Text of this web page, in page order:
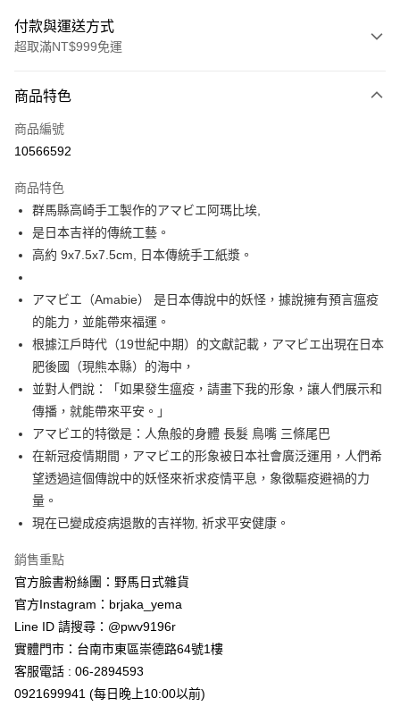
付款與運送方式
超取滿NT$999免運
信用卡一次付款
信用卡分期付款
合作金庫商業銀行
華南商業銀行
彰化商業銀行
上海商業儲蓄銀行
國泰世華商業銀行
兆豐國際商業銀行
匯豐（台灣）商業銀行
華泰商業銀行
聯邦商業銀行
遠東國際商業銀行
元大商業銀行
玉山商業銀行
星展（台灣）商業銀行
台新國際商業銀行
台灣樂天信用卡公司
超商取貨付款
LINE Pay
街口支付
Google Pay
全家取貨付款
每筆NT$65，滿NT$999(含以上)免運費
付款後全家取貨
每筆NT$65，滿NT$999(含以上)免運費
7-11取貨付款
每筆NT$65，滿NT$999(含以上)免運費
付款後7-11取貨
每筆NT$65，滿NT$999(含以上)免運費
宅配
商品特色
商品編號
10566592
商品特色
群馬縣高崎手工製作的アマビエ阿瑪比埃,
是日本吉祥的傳統工藝。
高約 9x7.5x7.5cm, 日本傳統手工紙漿。
アマビエ（Amabie） 是日本傳說中的妖怪，據說擁有預言瘟疫
的能力，並能帶來福運。
根據江戶時代（19世紀中期）的文獻記載，アマビエ出現在日本
肥後國（現熊本縣）的海中，
並對人們說：「如果發生瘟疫，請畫下我的形象，讓人們展示和
傳播，就能帶來平安。」
アマビエ的特徵是：人魚般的身體 長髮 鳥嘴 三條尾巴
在新冠疫情期間，アマビエ的形象被日本社會廣泛運用，人們希
望透過這個傳說中的妖怪來祈求疫情平息，象徵驅疫避禍的力
量。
現在已變成疫病退散的吉祥物, 祈求平安健康。
銷售重點
官方臉書粉絲團：野馬日式雜貨
官方Instagram：brjaka_yema
Line ID 請搜尋：@pwv9196r
實體門市：台南市東區崇德路64號1樓
客服電話 : 06-2894593
0921699941 (每日晚上10:00以前)